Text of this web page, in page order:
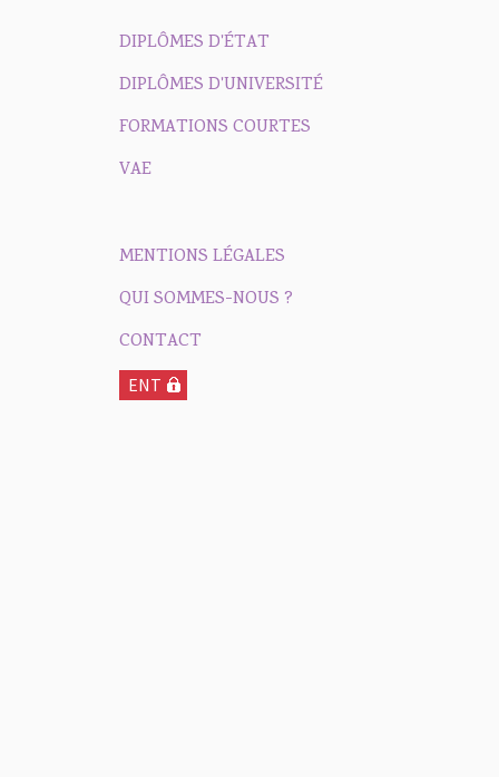
DIPLÔMES D'ÉTAT
DIPLÔMES D'UNIVERSITÉ
FORMATIONS COURTES
VAE
MENTIONS LÉGALES
QUI SOMMES-NOUS ?
CONTACT
ENT